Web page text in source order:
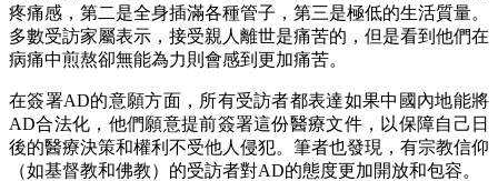
疼痛感，第二是全身插滿各種管子，第三是極低的生活質量。
多數受訪家屬表示，接受親人離世是痛苦的，但是看到他們在
病痛中煎熬卻無能為力則會感到更加痛苦。
在簽署AD的意願方面，所有受訪者都表達如果中國內地能將
AD合法化，他們願意提前簽署這份醫療文件，以保障自己日
後的醫療決策和權利不受他人侵犯。筆者也發現，有宗教信仰
（如基督教和佛教）的受訪者對AD的態度更加開放和包容。